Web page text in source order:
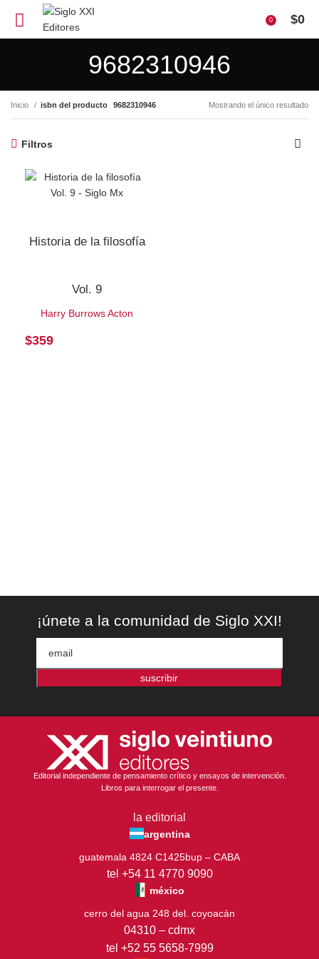
0 $0
9682310946
Inicio isbn del producto 9682310946 Mostrando el único resultado
Filtros
Historia de la filosofía
Vol. 9
Harry Burrows Acton
$359
¡únete a la comunidad de Siglo XXI!
suscribir
Editorial independiente de pensamiento crítico y ensayos de intervención.
Libros para interrogar el presente.
la editorial
argentina
guatemala 4824 C1425bup – CABA
tel +54 11 4770 9090
méxico
cerro del agua 248 del. coyoacán
04310 – cdmx
tel +52 55 5658-7999